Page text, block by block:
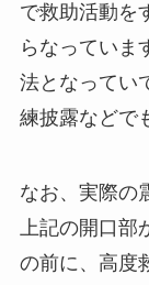
で救助活動を
らなっていま
法となってい
練披露などで
なお、実際の
上記の開口
の前に、高度